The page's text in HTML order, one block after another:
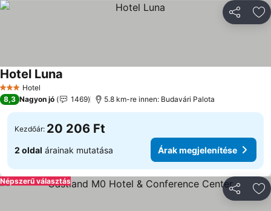
3 Kategória
Hotel
Hotel Luna
8,3 Nagyon jó 1469 5.8 km-re innen: Budavári Palota
Kezdőár: 20 206 Ft
2 oldal árainak mutatása Árak megjelenítése
Népszerű választás